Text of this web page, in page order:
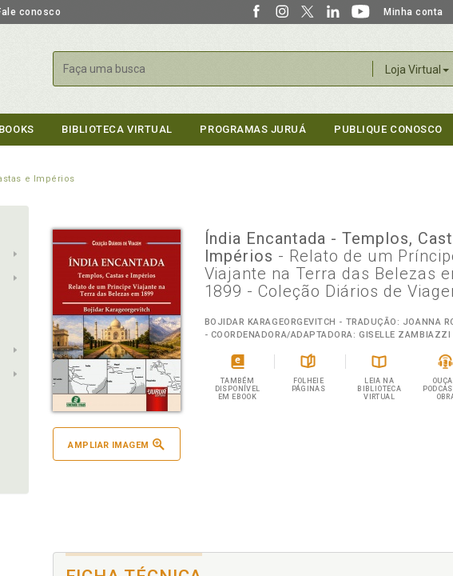
conosco Minha conta
Loja Virtual
Buscar
BIBLIOTECA VIRTUAL PROGRAMAS JURUÁ PUBLIQUE CONOSCO
e Impérios
AMPLIAR IMAGEM
Índia Encantada - Templos,
Impérios - Relato de um
Viajante na Terra das Belezas
1899 - Coleção Diários de
BOJIDAR KARAGEORGEVITCH - TRADUÇÃO: JOANNA
- COORDENADORA/ADAPTADORA: GISELLE ZAMBIAZZI
TAMBÉM
DISPONÍVEL
EM EBOOK
FOLHEIE
PÁGINAS
LEIA NA
BIBLIOTECA
VIRTUAL